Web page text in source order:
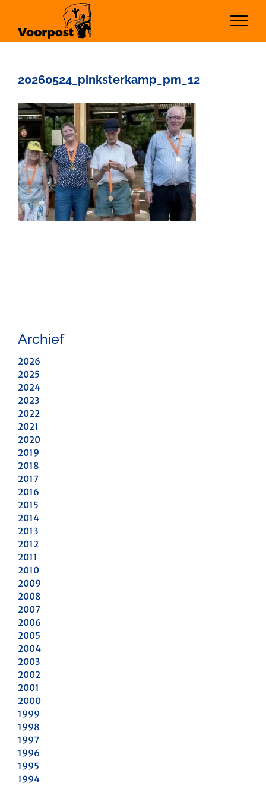
inhoud
20260524_pinksterkamp_pm_12
Archief
2026
2025
2024
2023
2022
2021
2020
2019
2018
2017
2016
2015
2014
2013
2012
2011
2010
2009
2008
2007
2006
2005
2004
2003
2002
2001
2000
1999
1998
1997
1996
1995
1994